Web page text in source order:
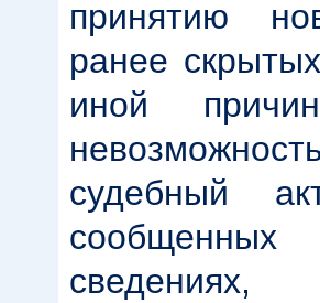
принятию
ранее
иной
судебный